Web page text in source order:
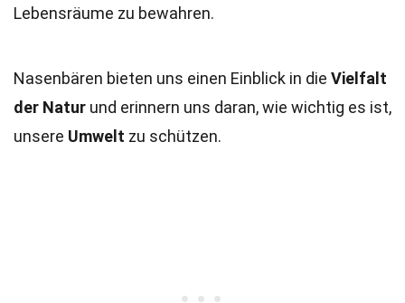
Lebensräume zu bewahren.
Nasenbären bieten uns einen Einblick in die Vielfalt
der Natur und erinnern uns daran, wie wichtig es ist,
unsere Umwelt zu schützen.